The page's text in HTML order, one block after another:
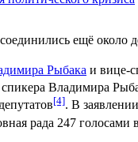
ещё около
Рыбака и вице-
Владимира
[4]. В
рада 247 голосами